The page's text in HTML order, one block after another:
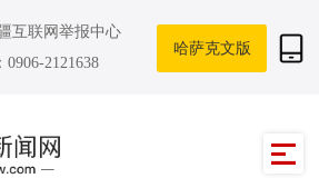
互联网举报中心
2121638
哈萨克文版